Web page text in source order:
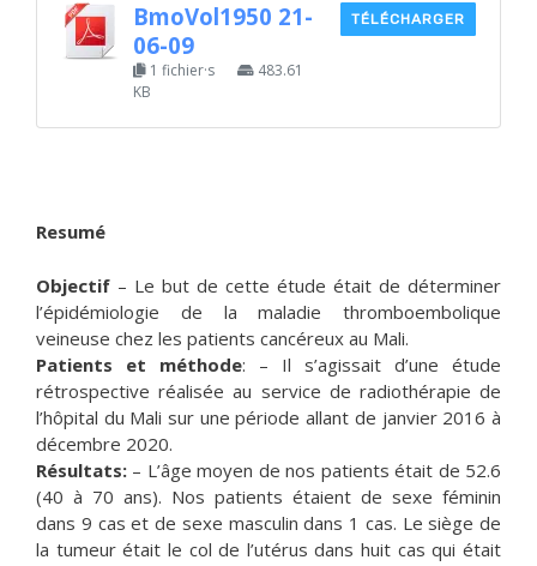
BmoVol1950 21-
06-09
1 fichier·s
483.61
KB
TÉLÉCHARGER
Resumé
Objectif – Le but de cette étude était de déterminer
l’épidémiologie de la maladie thromboembolique
veineuse chez les patients cancéreux au Mali.
Patients et méthode: – Il s’agissait d’une étude
rétrospective réalisée au service de radiothérapie de
l’hôpital du Mali sur une période allant de janvier 2016 à
décembre 2020.
Résultats: – L’âge moyen de nos patients était de 52.6
(40 à 70 ans). Nos patients étaient de sexe féminin
dans 9 cas et de sexe masculin dans 1 cas. Le siège de
la tumeur était le col de l’utérus dans huit cas qui était